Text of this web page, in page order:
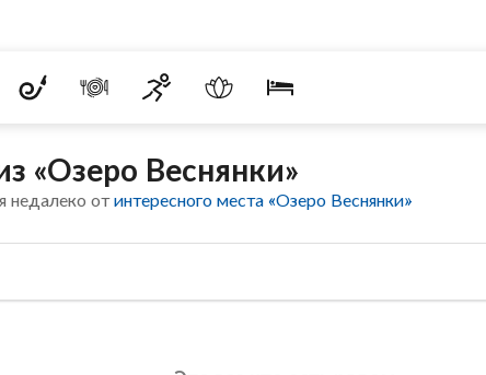
«Озеро Веснянки»
недалеко отинтересного места «Озеро Веснянки»